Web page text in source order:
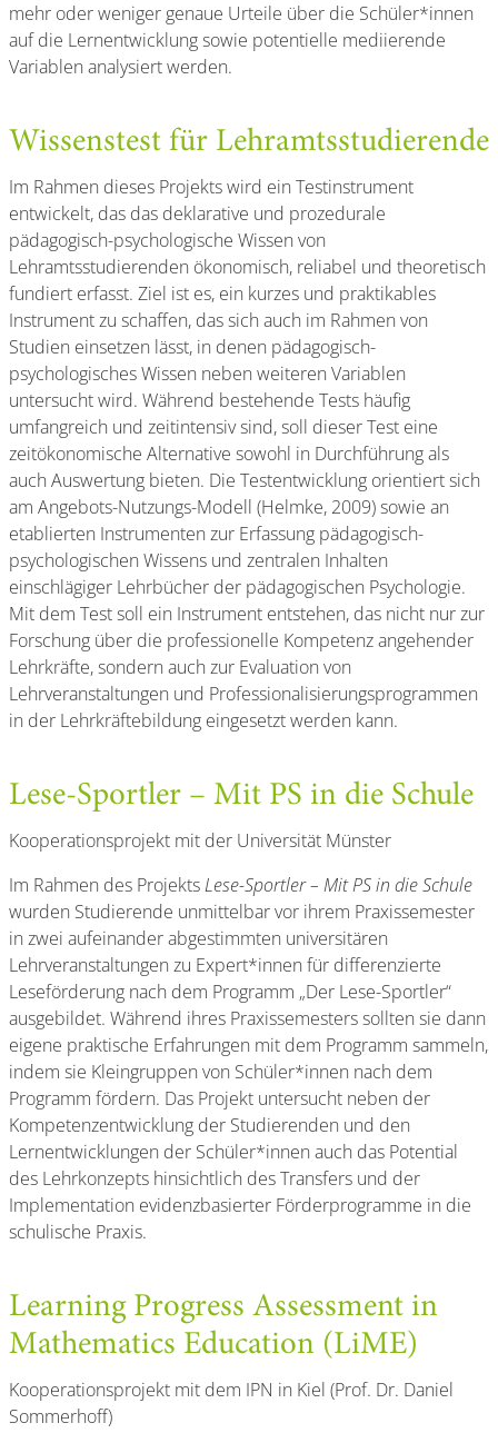
mehr oder weniger genaue Urteile über die Schüler*innen
auf die Lernentwicklung sowie potentielle mediierende
Variablen analysiert werden.
Wissenstest für Lehramtsstudierende
Im Rahmen dieses Projekts wird ein Testinstrument
entwickelt, das das deklarative und prozedurale
pädagogisch-psychologische Wissen von
Lehramtsstudierenden ökonomisch, reliabel und theoretisch
fundiert erfasst. Ziel ist es, ein kurzes und praktikables
Instrument zu schaffen, das sich auch im Rahmen von
Studien einsetzen lässt, in denen pädagogisch-
psychologisches Wissen neben weiteren Variablen
untersucht wird. Während bestehende Tests häufig
umfangreich und zeitintensiv sind, soll dieser Test eine
zeitökonomische Alternative sowohl in Durchführung als
auch Auswertung bieten. Die Testentwicklung orientiert sich
am Angebots-Nutzungs-Modell (Helmke, 2009) sowie an
etablierten Instrumenten zur Erfassung pädagogisch-
psychologischen Wissens und zentralen Inhalten
einschlägiger Lehrbücher der pädagogischen Psychologie.
Mit dem Test soll ein Instrument entstehen, das nicht nur zur
Forschung über die professionelle Kompetenz angehender
Lehrkräfte, sondern auch zur Evaluation von
Lehrveranstaltungen und Professionalisierungsprogrammen
in der Lehrkräftebildung eingesetzt werden kann.
Lese-Sportler – Mit PS in die Schule
Kooperationsprojekt mit der Universität Münster
Im Rahmen des ProjektsLese-Sportler – Mit PS in die Schule
wurden Studierende unmittelbar vor ihrem Praxissemester
in zwei aufeinander abgestimmten universitären
Lehrveranstaltungen zu Expert*innen für differenzierte
Leseförderung nach dem Programm „Der Lese-Sportler“
ausgebildet. Während ihres Praxissemesters sollten sie dann
eigene praktische Erfahrungen mit dem Programm sammeln,
indem sie Kleingruppen von Schüler*innen nach dem
Programm fördern. Das Projekt untersucht neben der
Kompetenzentwicklung der Studierenden und den
Lernentwicklungen der Schüler*innen auch das Potential
des Lehrkonzepts hinsichtlich des Transfers und der
Implementation evidenzbasierter Förderprogramme in die
schulische Praxis.
Learning Progress Assessment in
Mathematics Education (LiME)
Kooperationsprojekt mit dem IPN in Kiel (Prof. Dr. Daniel
Sommerhoff)